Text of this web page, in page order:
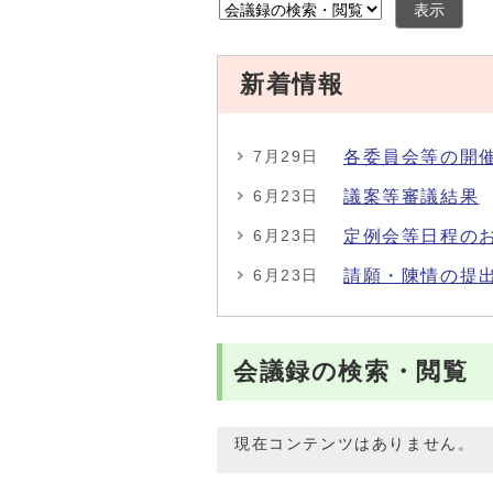
表示
新着情報
7月29日 各委員会等の開
6月23日 議案等審議結果
6月23日 定例会等日程の
6月23日 請願・陳情の提出
会議録の検索・閲覧
現在コンテンツはありません。